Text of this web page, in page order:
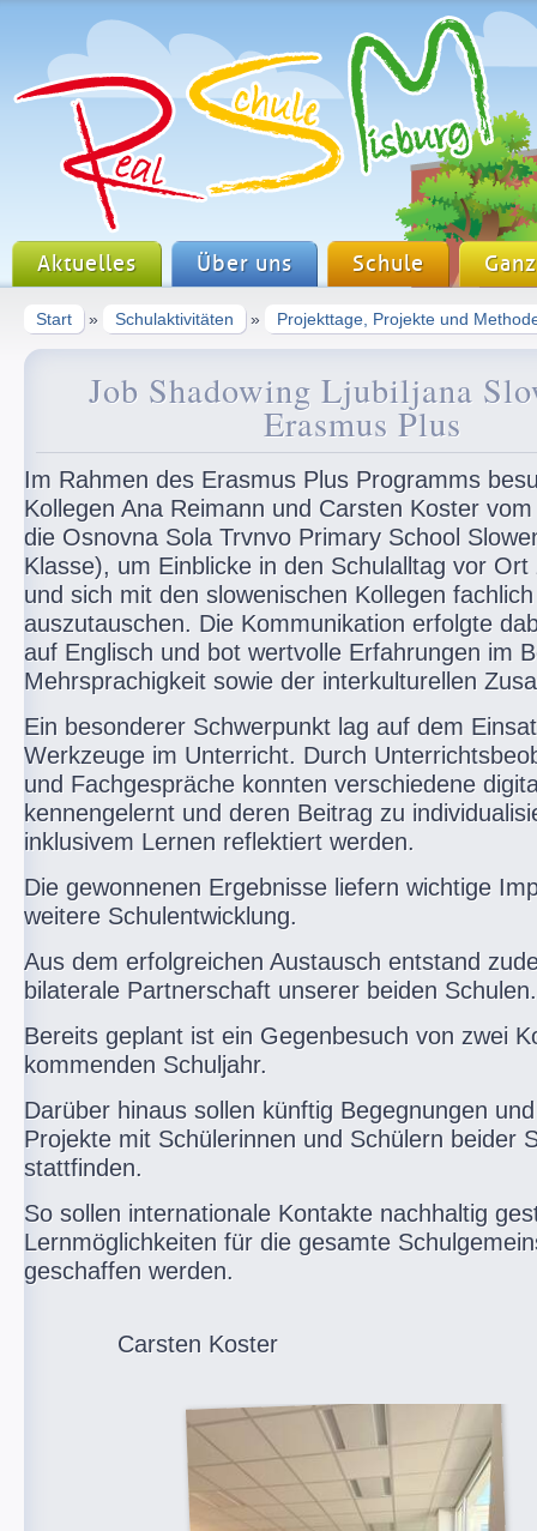
Aktuelles Über uns Schule
Start » Schulaktivitäten » Projekttage, Projekte und
Job Shadowing Ljubiljana
Erasmus Plus
Im Rahmen des Erasmus Plus Programms
Kollegen Ana Reimann und Carsten Koster
die Osnovna Sola Trvnvo Primary School
Klasse), um Einblicke in den Schulalltag vor Ort
und sich mit den slowenischen Kollegen fachlich
auszutauschen. Die Kommunikation erfolgte
auf Englisch und bot wertvolle Erfahrungen im
Mehrsprachigkeit sowie der interkulturellen
Ein besonderer Schwerpunkt lag auf dem
Werkzeuge im Unterricht. Durch
und Fachgespräche konnten verschiedene
kennengelernt und deren Beitrag zu
inklusivem Lernen reflektiert werden.
Die gewonnenen Ergebnisse liefern wichtige
weitere Schulentwicklung.
Aus dem erfolgreichen Austausch entstand
bilaterale Partnerschaft unserer beiden Schulen.
Bereits geplant ist ein Gegenbesuch von zwei
kommenden Schuljahr.
Darüber hinaus sollen künftig Begegnungen
Projekte mit Schülerinnen und Schülern beider
stattfinden.
So sollen internationale Kontakte nachhaltig
Lernmöglichkeiten für die gesamte
geschaffen werden.
Carsten Koster